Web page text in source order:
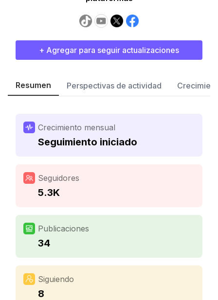
+ Agregar para seguir actualizaciones
Resumen Perspectivas de actividad
Crecimiento mensual
Seguimiento iniciado
Seguidores
5.3K
Publicaciones
34
Siguiendo
8